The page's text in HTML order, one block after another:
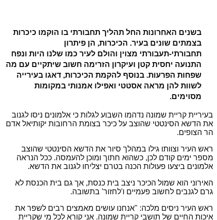
בשנים האחרונות החל תהליך תחבורתי בו הוקמו כיכרות
בצמתים שונים בעיר. הכיכרות, הן פיתרון
תחבורתי-תעבורתי מצוין והולם לעיר כמו שלנו היות ונפח
התנועה יחסית קטן ועיקרון הזרימה חשוב שיתקיים עם מה
שפחות הפרעות. בנוסף להקמת הכיכרות, דאגו בעירייה
לשוות להן מראה אסטטי ואפילו אמנותי במקומות
מסוימים.
בעיריית קריית שמונה נדהמו השבוע לגלות כי אלמונים ניסו לגנוב
את הדשא הסינטטי שהוצב על כיכר בצומת הרחובות יקותיאל אדם
הר הצופים.
ראש העיר וצוותו גילו במהלך סיור את הדשא הסינטטי שהוצב
מספר ימים קודם לכן, כשהוא חתוך ומוכן להעמסה. ככל הנראה
אלמונים ביצעו פעולות הכנה בטרם יצליחו לגנוב את הדשא.
האירוני הוא שמול הכיכר ניצב בית כנסת, אך גם בית הכנסת לא
גרם לגנבים לחשוב פעמיים ו'לחזור' בתשובה.
ראש העיר ניסים מלכה: "אנחנו עושים מאמצים רבים לשפר את
איכות החיים של תושבי קריית שמונה. אני קורא לכל מי שקריית